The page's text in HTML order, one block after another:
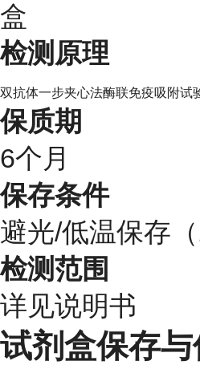
盒
检测原理
双抗体一步夹心法酶联免疫吸附试
保质期
6个月
保存条件
避光/低温保存（
检测范围
详见说明书
试剂盒保存